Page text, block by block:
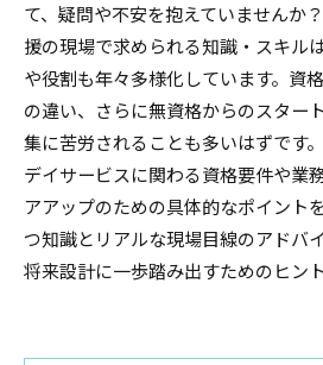
て、疑問や不安を抱えていませんか
援の現場で求められる知識・スキル
や役割も年々多様化しています。資
の違い、さらに無資格からのスター
集に苦労されることも多いはずです
デイサービスに関わる資格要件や業
アアップのための具体的なポイント
つ知識とリアルな現場目線のアドバ
将来設計に一歩踏み出すためのヒン